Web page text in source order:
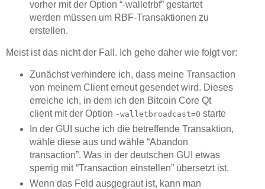
vorher mit der Option “-walletrbf” gestartet
werden müssen um RBF-Transaktionen zu
erstellen.
Meist ist das nicht der Fall. Ich gehe daher wie folgt vor:
Zunächst verhindere ich, dass meine Transaction
von meinem Client erneut gesendet wird. Dieses
erreiche ich, in dem ich den Bitcoin Core Qt
client mit der Option -walletbroadcast=0 starte
In der GUI suche ich die betreffende Transaktion,
wähle diese aus und wähle “Abandon
transaction”. Was in der deutschen GUI etwas
sperrig mit “Transaction einstellen” übersetzt ist.
Wenn das Feld ausgegraut ist, kann man